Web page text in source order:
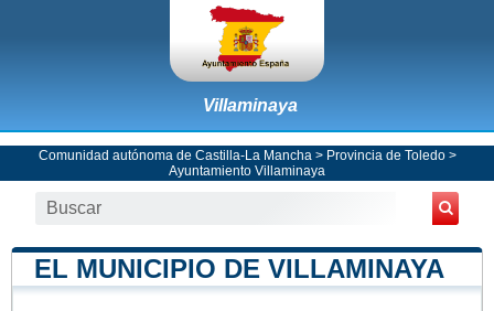
Villaminaya
Comunidad autónoma de Castilla-La Mancha > Provincia de Toledo>
Ayuntamiento Villaminaya
EL MUNICIPIO DE VILLAMINAYA